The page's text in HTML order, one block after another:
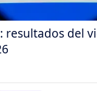
resultados del